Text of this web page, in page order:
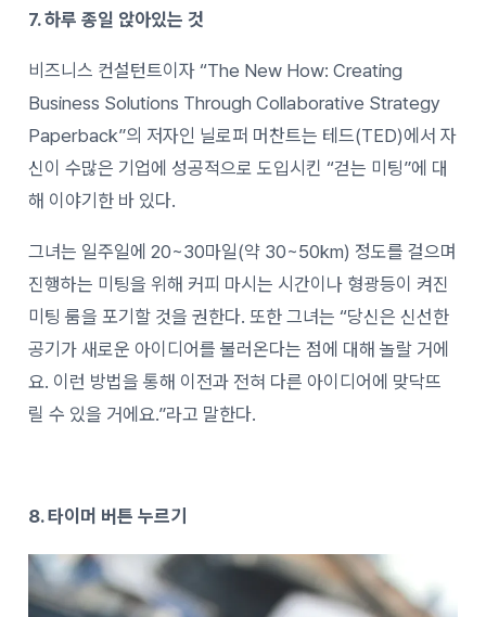
7. 하루 종일 앉아있는 것
비즈니스 컨설턴트이자 “The New How: Creating
Business Solutions Through Collaborative Strategy
Paperback”의 저자인 닐로퍼 머찬트는 테드(TED)에서 자
신이 수많은 기업에 성공적으로 도입시킨 “걷는 미팅”에 대
해 이야기한 바 있다.
그녀는 일주일에 20~30마일(약 30~50km) 정도를 걸으며
진행하는 미팅을 위해 커피 마시는 시간이나 형광등이 켜진
미팅 룸을 포기할 것을 권한다. 또한 그녀는 “당신은 신선한
공기가 새로운 아이디어를 불러온다는 점에 대해 놀랄 거에
요. 이런 방법을 통해 이전과 전혀 다른 아이디어에 맞닥뜨
릴 수 있을 거에요.”라고 말한다.
8. 타이머 버튼 누르기